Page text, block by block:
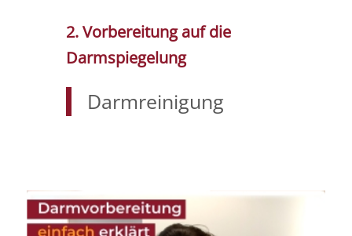
2. Vorbereitung auf die
Darmspiegelung
Darmreinigung